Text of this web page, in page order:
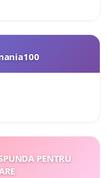
PENTRU